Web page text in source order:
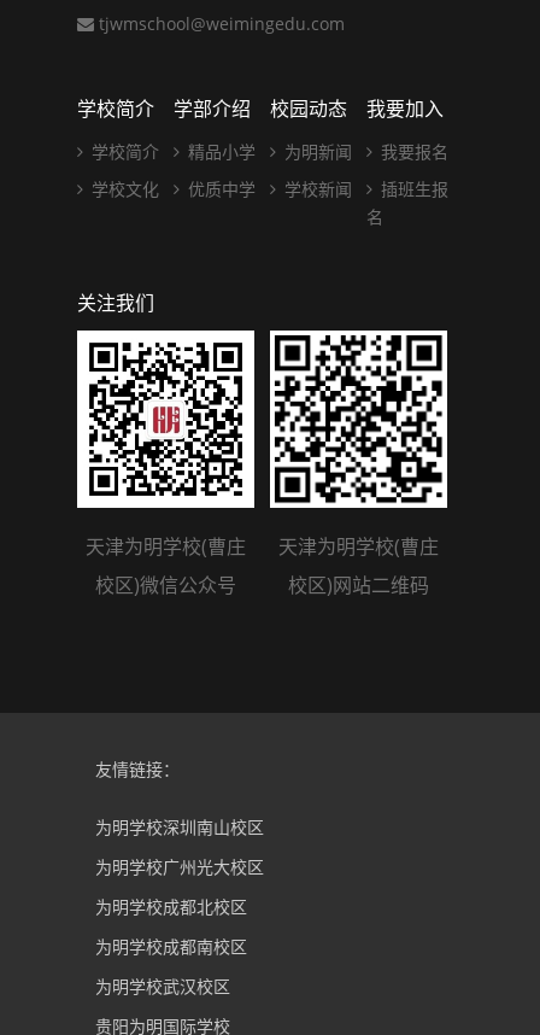
tjwmschool@weimingedu.com
学校简介
学校简介
学校文化
学部介绍
精品小学
优质中学
校园动态
为明新闻
学校新闻
我要加入
我要报名
插班生报
名
关注我们
天津为明学校(曹庄
校区)微信公众号
天津为明学校(曹庄
校区)网站二维码
友情链接：
为明学校深圳南山校区
为明学校广州光大校区
为明学校成都北校区
为明学校成都南校区
为明学校武汉校区
贵阳为明国际学校